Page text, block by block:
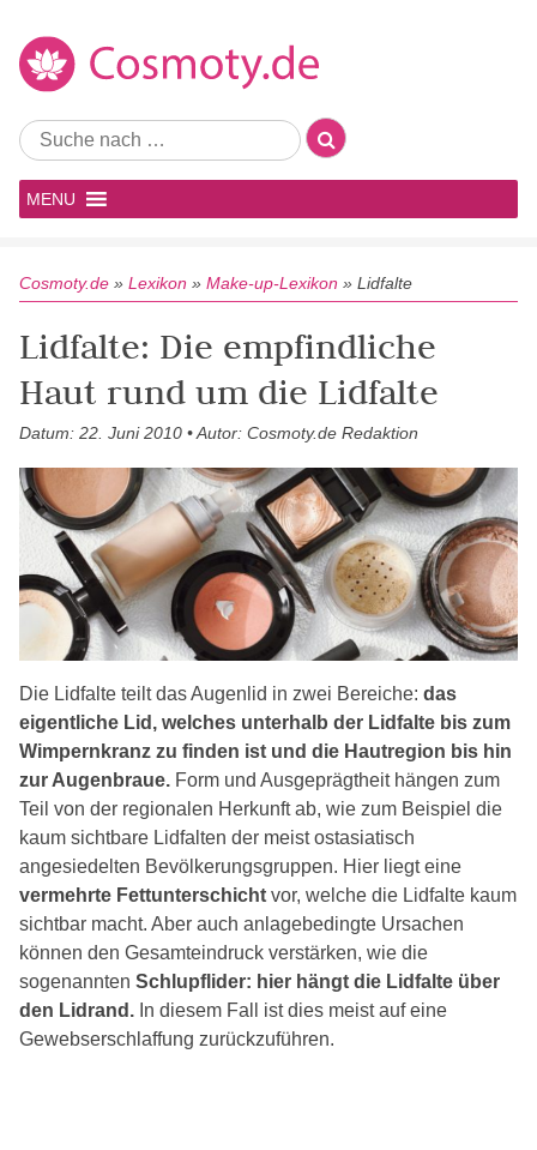
MENU
Cosmoty.de » Lexikon » Make-up-Lexikon » Lidfalte
Lidfalte: Die empfindliche
Haut rund um die Lidfalte
Datum: 22. Juni 2010 • Autor: Cosmoty.de Redaktion
Die Lidfalte teilt das Augenlid in zwei Bereiche: das
eigentliche Lid, welches unterhalb der Lidfalte bis zum
Wimpernkranz zu finden ist und die Hautregion bis hin
zur Augenbraue. Form und Ausgeprägtheit hängen zum
Teil von der regionalen Herkunft ab, wie zum Beispiel die
kaum sichtbare Lidfalten der meist ostasiatisch
angesiedelten Bevölkerungsgruppen. Hier liegt eine
vermehrte Fettunterschicht vor, welche die Lidfalte kaum
sichtbar macht. Aber auch anlagebedingte Ursachen
können den Gesamteindruck verstärken, wie die
sogenannten Schlupflider: hier hängt die Lidfalte über
den Lidrand. In diesem Fall ist dies meist auf eine
Gewebserschlaffung zurückzuführen.